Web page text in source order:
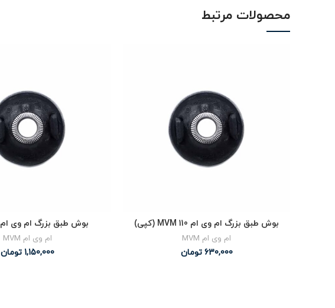
محصولات مرتبط
بوش طبق بزرگ ام وی ام MVM 110 (کپی)
ام وی ام MVM
630,000 تومان
بوش طبق بزرگ ام وی ام MVM 110
ام وی ام MVM
1,150,000 تومان